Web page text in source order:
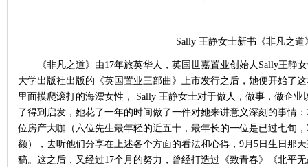
Sally 王静女士新书《非凡之道
《非凡之道》由17年旅英华人，英国世嘉置业创始人Sally王静
大学出版社出版的《英国置业三部曲》上市发行之后，她便开始了
里面摸爬滚打的海漂女性， Sally 王静女士对于做人，做事，做企
了得到启发，她花了一年的时间做了一件对她来讲意义深刻的事情
位房产大咖（六位先生最年轻的近五十，最年长的一位是已过七旬
额），去听他们分享在上述各个方面的看法和心得，9月5日生日那
稿。这之后，又经过17个月的努力，曾经打造过《致青春》《北平